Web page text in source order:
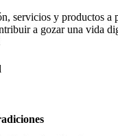
servicios y productos a
a gozar una vida